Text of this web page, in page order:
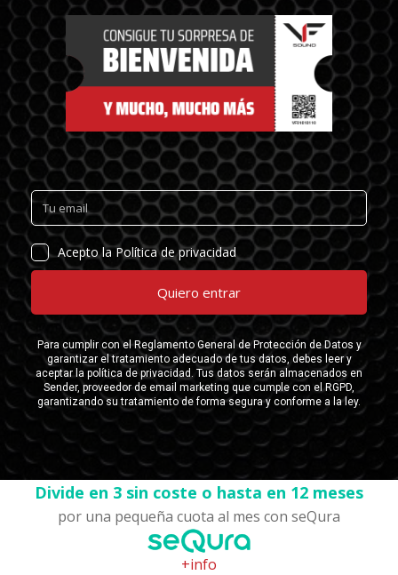
Divide en 3 sin coste o hasta en 12 meses
por una pequeña cuota al mes con seQura
+info